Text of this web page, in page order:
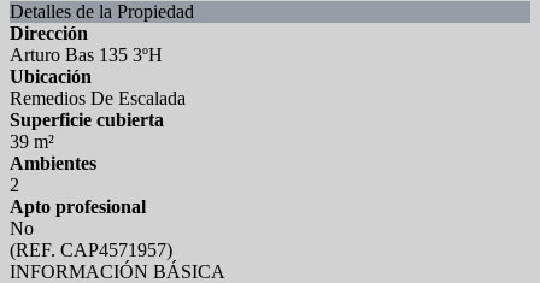
Detalles de la Propiedad
Dirección
Arturo Bas 135 3ºH
Ubicación
Remedios De Escalada
Superficie cubierta
39 m²
Ambientes
2
Apto profesional
No
(REF. CAP4571957)
INFORMACIÓN BÁSICA